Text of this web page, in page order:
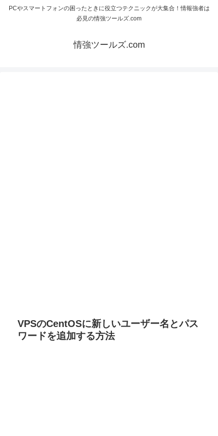
PCやスマートフォンの困ったときに役立つテクニックが大集合！情報強者は
必見の情強ツールズ.com
情強ツールズ.com
VPSのCentOSに新しいユーザー名とパス
ワードを追加する方法